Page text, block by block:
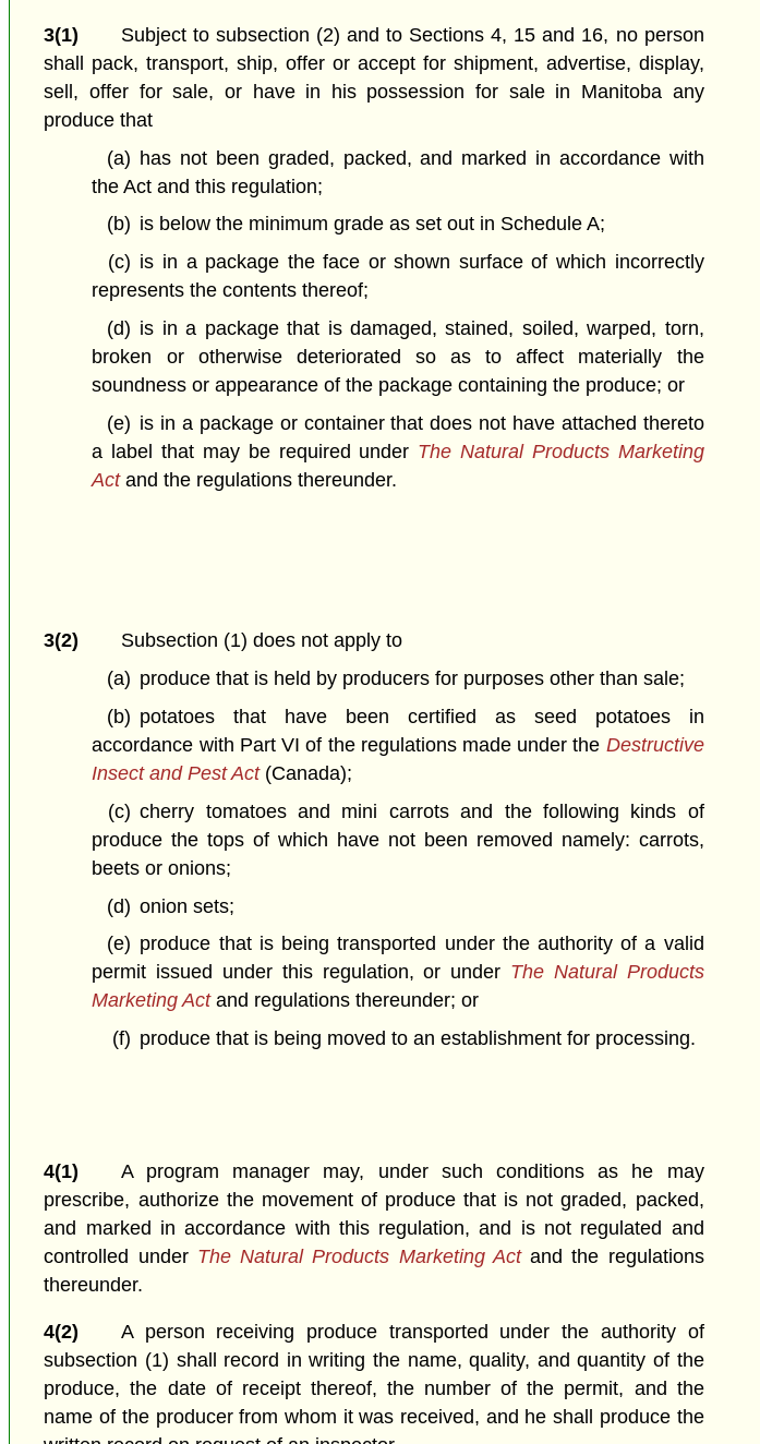
3(1)
Subject to subsection (2) and to Sections 4, 15 and 16, no person
shall pack, transport, ship, offer or accept for shipment, advertise, display,
sell, offer for sale, or have in his possession for sale in Manitoba any
produce that
(a) has not been graded, packed, and marked in accordance with
the Act and this regulation;
(b) is below the minimum grade as set out in Schedule A;
(c) is in a package the face or shown surface of which incorrectly
represents the contents thereof;
(d) is in a package that is damaged, stained, soiled, warped, torn,
broken or otherwise deteriorated so as to affect materially the
soundness or appearance of the package containing the produce; or
(e) is in a package or container that does not have attached thereto
a label that may be required under The Natural Products Marketing
Actand the regulations thereunder.
3(2)
Subsection (1) does not apply to
(a) produce that is held by producers for purposes other than sale;
(b) potatoes that have been certified as seed potatoes in
accordance with Part VI of the regulations made under the Destructive
Insect and Pest Act(Canada);
(c) cherry tomatoes and mini carrots and the following kinds of
produce the tops of which have not been removed namely: carrots,
beets or onions;
(d) onion sets;
(e) produce that is being transported under the authority of a valid
permit issued under this regulation, or under The Natural Products
Marketing Actand regulations thereunder; or
(f) produce that is being moved to an establishment for processing.
4(1)
A program manager may, under such conditions as he may
prescribe, authorize the movement of produce that is not graded, packed,
and marked in accordance with this regulation, and is not regulated and
controlled under The Natural Products Marketing Actand the regulations
thereunder.
4(2)
A person receiving produce transported under the authority of
subsection (1) shall record in writing the name, quality, and quantity of the
produce, the date of receipt thereof, the number of the permit, and the
name of the producer from whom it was received, and he shall produce the